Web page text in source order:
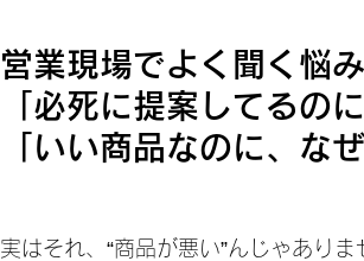
営業現場でよく聞く悩
「必死に提案してるの
「いい商品なのに、な
実はそれ、“商品が悪い”んじゃありま